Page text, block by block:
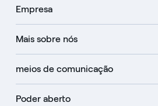
Empresa
Mais sobre nós
meios de comunicação
Poder aberto